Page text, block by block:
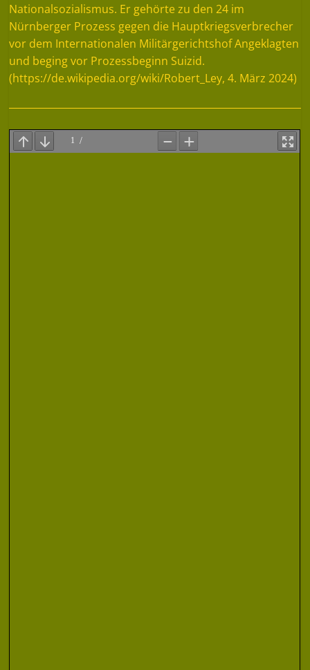
Nationalsozialismus. Er gehörte zu den 24 im
Nürnberger Prozess gegen die Hauptkriegsverbrecher
vor dem Internationalen Militärgerichtshof Angeklagten
und beging vor Prozessbeginn Suizid.
(https://de.wikipedia.org/wiki/Robert_Ley, 4. März 2024)